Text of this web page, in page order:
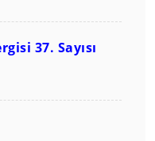
37. Sayısı